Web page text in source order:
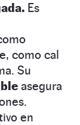
Es
como cal
Su
asegura
en